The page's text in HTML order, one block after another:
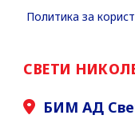
Политика за
СВЕТИ
БИМ АД